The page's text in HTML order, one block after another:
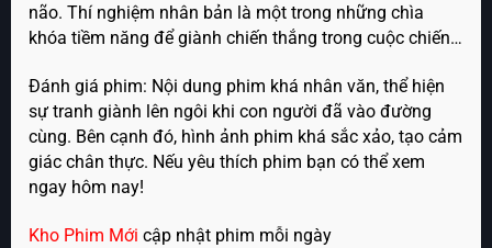
não. Thí nghiệm nhân bản là một trong những chìa
khóa tiềm năng để giành chiến thắng trong cuộc chiến…
Đánh giá phim: Nội dung phim khá nhân văn, thể hiện
sự tranh giành lên ngôi khi con người đã vào đường
cùng. Bên cạnh đó, hình ảnh phim khá sắc xảo, tạo cảm
giác chân thực. Nếu yêu thích phim bạn có thể xem
ngay hôm nay!
Kho Phim Mới cập nhật phim mỗi ngày